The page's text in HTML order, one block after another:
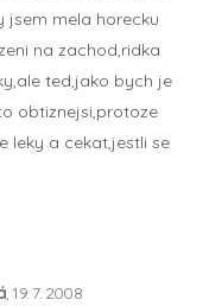
jsem mela horecku
na zachod,ridka
ted,jako bych je
obtiznejsi,protoze
leky a cekat,jestli se
, 19. 7. 2008